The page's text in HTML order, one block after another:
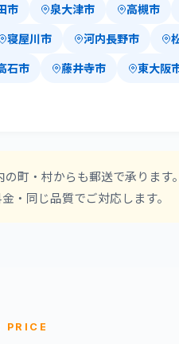
市 泉大津市
高槻市
寝屋川市 河内長野市
石市 藤井寺市
東大阪
の町・村からも郵送で承ります
・同じ品質でご対応します。
PRICE